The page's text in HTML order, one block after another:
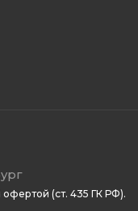
(ст. 435 ГК РФ).